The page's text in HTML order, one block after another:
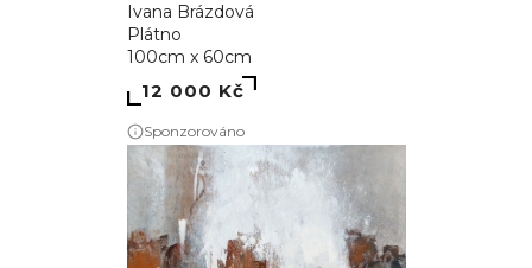
Ivana Brázdová
Plátno
100cm x 60cm
12 000 Kč
Sponzorováno